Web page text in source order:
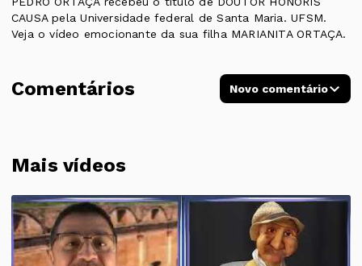
Mais vídeos
CAUSA pela Universidade federal de Santa Maria. UFSM.
Veja o vídeo emocionante da sua filha MARIANITA ORTAÇA.
Comentários Novo comentário